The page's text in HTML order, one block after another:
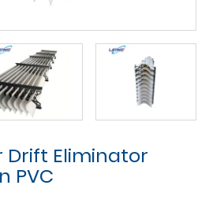
Drift Eliminator
PVC